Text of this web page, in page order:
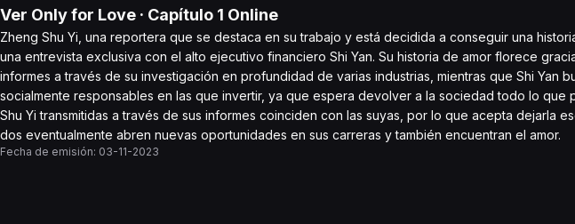
Ver Only for Love · Capítulo 1 Online
Zheng Shu Yi, una reportera que se destaca en su trabajo y está decidida a conseguir una
una entrevista exclusiva con el alto ejecutivo financiero Shi Yan. Su historia de amor florece
informes a través de su investigación en profundidad de varias industrias, mientras que Shi Yan
socialmente responsables en las que invertir, ya que espera devolver a la sociedad todo lo que
Shu Yi transmitidas a través de sus informes coinciden con las suyas, por lo que acepta dejarla
dos eventualmente abren nuevas oportunidades en sus carreras y también encuentran el amor.
Fecha de emisión: 03-11-2023